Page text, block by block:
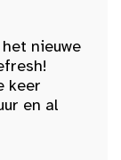
nieuwe
keer
en al